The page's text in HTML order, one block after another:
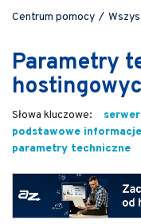
Centrum pomocy /
Parametry
serwer
podstawowe informacje
parametry techniczne